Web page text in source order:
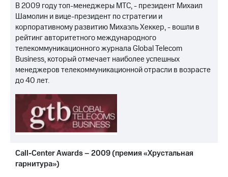
В 2009 году топ-менеджеры МТС, - президент Михаил
Шамолин и вице-президент по стратегии и
корпоративному развитию Михаэль Хеккер, - вошли в
рейтинг авторитетного международного
телекоммуникационного журнала Global Telecom
Business, который отмечает наиболее успешных
менеджеров телекоммуникационной отрасли в возрасте
до 40 лет.
Call-Center Awards – 2009 (премия «Хрустальная
гарнитура»)